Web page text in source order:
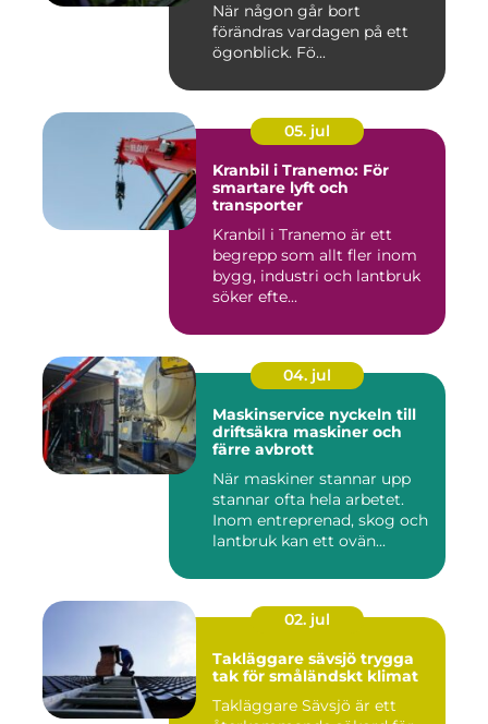
När någon går bort
förändras vardagen på ett
ögonblick. Fö...
05. jul
Kranbil i Tranemo: För
smartare lyft och
transporter
Kranbil i Tranemo är ett
begrepp som allt fler inom
bygg, industri och lantbruk
söker efte...
04. jul
Maskinservice nyckeln till
driftsäkra maskiner och
färre avbrott
När maskiner stannar upp
stannar ofta hela arbetet.
Inom entreprenad, skog och
lantbruk kan ett ovän...
02. jul
Takläggare sävsjö trygga
tak för småländskt klimat
Takläggare Sävsjö är ett